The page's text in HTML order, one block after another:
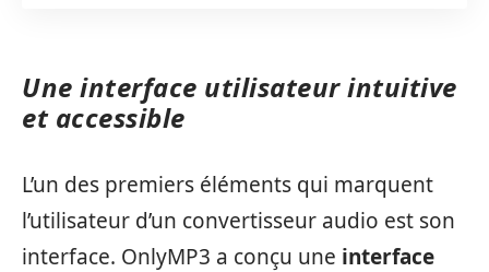
Une interface utilisateur intuitive
et accessible
L’un des premiers éléments qui marquent
l’utilisateur d’un convertisseur audio est son
interface. OnlyMP3 a conçu une interface